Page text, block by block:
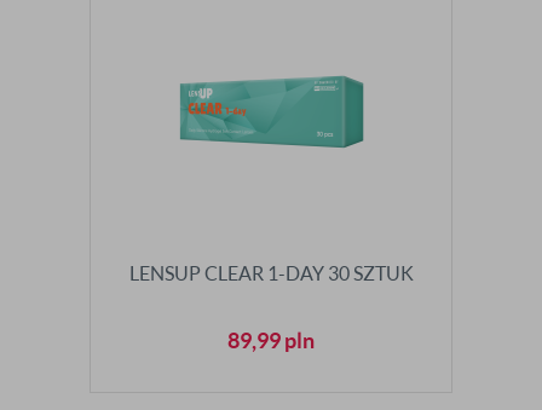
LENSUP CLEAR 1-DAY 30 SZTUK
89,99pln